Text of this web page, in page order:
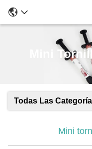
Mini
Todas Las
Mini